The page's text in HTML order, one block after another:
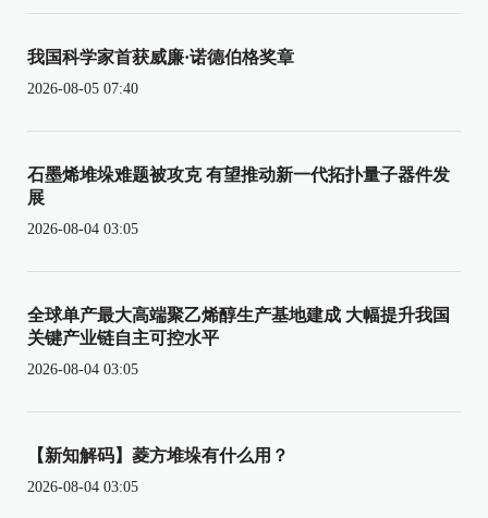
我国科学家首获威廉·诺德伯格奖章
2026-08-05 07:40
石墨烯堆垛难题被攻克 有望推动新一代拓扑量子器件发
展
2026-08-04 03:05
全球单产最大高端聚乙烯醇生产基地建成 大幅提升我国
关键产业链自主可控水平
2026-08-04 03:05
【新知解码】菱方堆垛有什么用？
2026-08-04 03:05